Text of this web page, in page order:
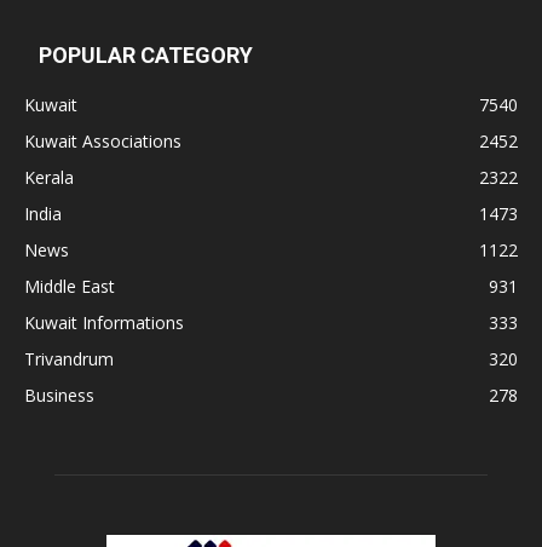
POPULAR CATEGORY
Kuwait
7540
Kuwait Associations
2452
Kerala
2322
India
1473
News
1122
Middle East
931
Kuwait Informations
333
Trivandrum
320
Business
278